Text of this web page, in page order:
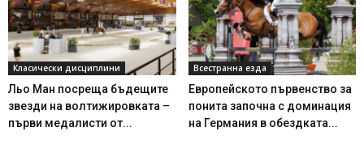
Класически дисциплини
Льо Ман посреща бъдещите
звезди на волтижировката –
първи медалисти от...
Всестранна езда
Европейското първенство за
понита започна с доминация
на Германия в обездката...